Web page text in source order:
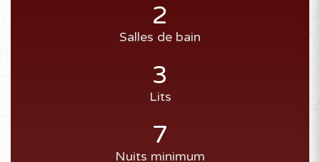
2
Salles de bain
3
Lits
7
Nuits minimum